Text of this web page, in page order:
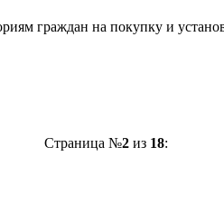
граждан на покупку и
Страница №2из 18: